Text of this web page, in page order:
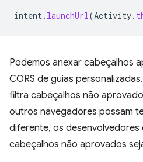
intent. launchUrl(Activity.
Podemos anexar cabeçalhos
CORS de guias
filtra cabeçalhos não
outros navegadores possam
diferente, os desenvolvedores
cabeçalhos não aprovados